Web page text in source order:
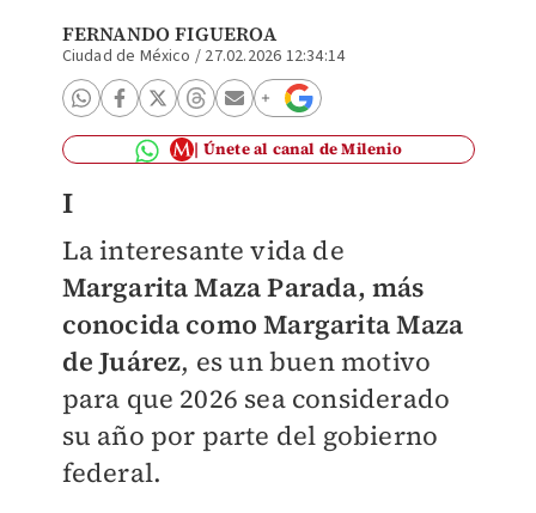
FERNANDO FIGUEROA
Ciudad de México / 27.02.2026 12:34:14
Únete al canal de Milenio
I
La interesante vida de
Margarita Maza Parada, más
conocida como Margarita Maza
de Juárez, es un buen motivo
para que 2026 sea considerado
su año por parte del gobierno
federal.